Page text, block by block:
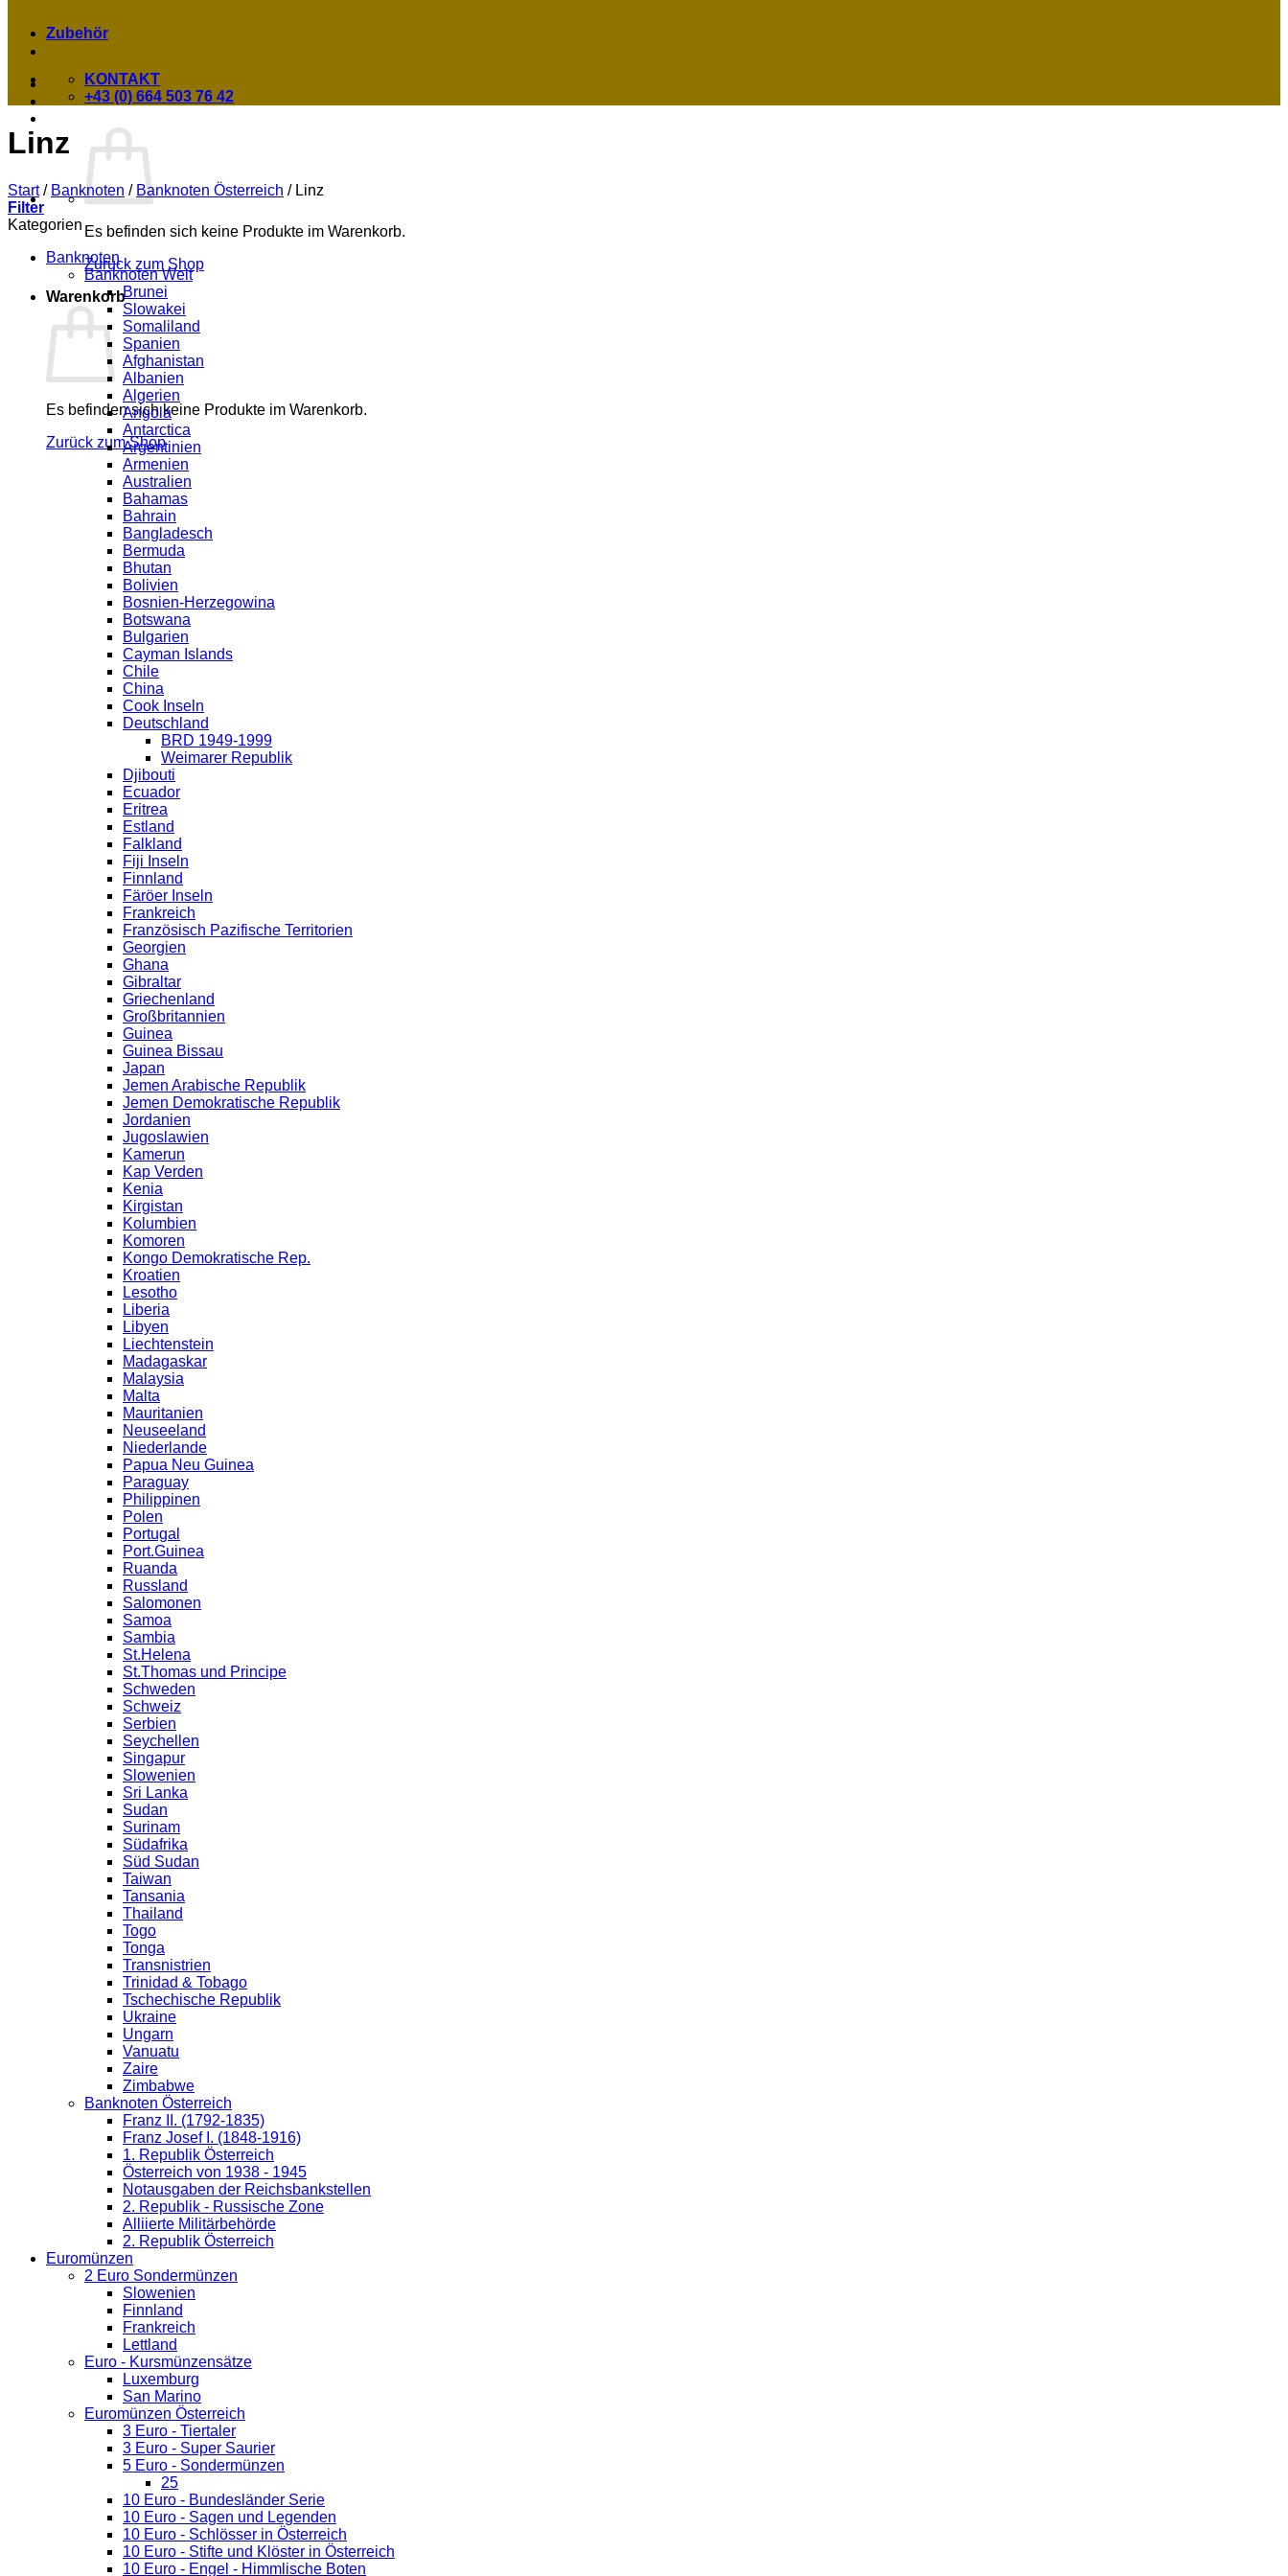
Es befinden sich keine Produkte im Warenkorb.
Zurück zum Shop
Warenkorb
Es befinden sich keine Produkte im Warenkorb.
Zurück zum Shop
Zubehör
KONTAKT
+43 (0) 664 503 76 42
Linz
Start / Banknoten / Banknoten Österreich /Linz
Filter
Kategorien
Banknoten
Banknoten Welt
Brunei
Slowakei
Somaliland
Spanien
Afghanistan
Albanien
Algerien
Angola
Antarctica
Argentinien
Armenien
Australien
Bahamas
Bahrain
Bangladesch
Bermuda
Bhutan
Bolivien
Bosnien-Herzegowina
Botswana
Bulgarien
Cayman Islands
Chile
China
Cook Inseln
Deutschland
BRD 1949-1999
Weimarer Republik
Djibouti
Ecuador
Eritrea
Estland
Falkland
Fiji Inseln
Finnland
Färöer Inseln
Frankreich
Französisch Pazifische Territorien
Georgien
Ghana
Gibraltar
Griechenland
Großbritannien
Guinea
Guinea Bissau
Japan
Jemen Arabische Republik
Jemen Demokratische Republik
Jordanien
Jugoslawien
Kamerun
Kap Verden
Kenia
Kirgistan
Kolumbien
Komoren
Kongo Demokratische Rep.
Kroatien
Lesotho
Liberia
Libyen
Liechtenstein
Madagaskar
Malaysia
Malta
Mauritanien
Neuseeland
Niederlande
Papua Neu Guinea
Paraguay
Philippinen
Polen
Portugal
Port.Guinea
Ruanda
Russland
Salomonen
Samoa
Sambia
St.Helena
St.Thomas und Principe
Schweden
Schweiz
Serbien
Seychellen
Singapur
Slowenien
Sri Lanka
Sudan
Surinam
Südafrika
Süd Sudan
Taiwan
Tansania
Thailand
Togo
Tonga
Transnistrien
Trinidad & Tobago
Tschechische Republik
Ukraine
Ungarn
Vanuatu
Zaire
Zimbabwe
Banknoten Österreich
Franz II. (1792-1835)
Franz Josef I. (1848-1916)
1. Republik Österreich
Österreich von 1938 - 1945
Notausgaben der Reichsbankstellen
2. Republik - Russische Zone
Alliierte Militärbehörde
2. Republik Österreich
Euromünzen
2 Euro Sondermünzen
Slowenien
Finnland
Frankreich
Lettland
Euro - Kursmünzensätze
Luxemburg
San Marino
Euromünzen Österreich
3 Euro - Tiertaler
3 Euro - Super Saurier
5 Euro - Sondermünzen
25
10 Euro - Bundesländer Serie
10 Euro - Sagen und Legenden
10 Euro - Schlösser in Österreich
10 Euro - Stifte und Klöster in Österreich
10 Euro - Engel - Himmlische Boten